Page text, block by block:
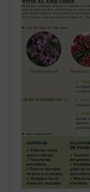
DECORACIÓN
HORARIO GARDEN
CONTACTAR
VEURE EN CATALÀ